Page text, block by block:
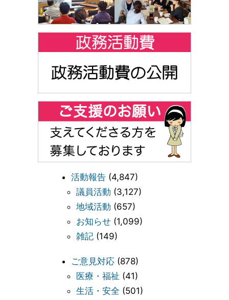
活動報告 (4,847)
議員活動 (3,127)
地域活動 (657)
お知らせ (1,099)
雑記 (149)
ご意見対応 (878)
医療・福祉 (41)
生活・安全 (501)